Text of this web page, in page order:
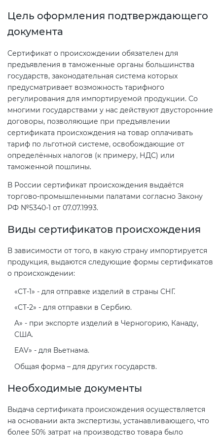
Цель оформления подтверждающего
документа
Сертификат о происхождении обязателен для
предъявления в таможенные органы большинства
государств, законодательная система которых
предусматривает возможность тарифного
регулирования для импортируемой продукции. Со
многими государствами у нас действуют двусторонние
договоры, позволяющие при предъявлении
сертификата происхождения на товар оплачивать
тариф по льготной системе, освобождающие от
определённых налогов (к примеру, НДС) или
таможенной пошлины.
В России сертификат происхождения выдаётся
торгово-промышленными палатами согласно Закону
РФ №5340-1 от 07.07.1993.
Виды сертификатов происхождения
В зависимости от того, в какую страну импортируется
продукция, выдаются следующие формы сертификатов
о происхождении:
«CТ-1» - для отправке изделий в страны СНГ.
«CТ-2» - для отправки в Сербию.
A» - при экспорте изделий в Черногорию, Канаду,
США.
EАV» - для Вьетнама.
Общая форма – для других государств.
Необходимые документы
Выдача сертификата происхождения осуществляется
на основании акта экспертизы, устанавливающего, что
более 50% затрат на производство товара было
Сертификация спортивных
товаров
Сертификация электротехники
Сертификация ресурсов
Остальное
БАДы
Декларирование косметики (ТР
ТС 009)
Декларирование оборудования
по схеме 5Д (ТР ТС 010)
Декларирование пищевой
продукции (ТР ТС 021)
продукции (ТР ЕАЭС 047)
электромагнитной
Сертификация детских товаров
Сертификация товаров легкой
промышленности (ТР ТС 017)
Сертификация промышленного
оборудования (ТР ТС 010)
Сертификация средств
019)